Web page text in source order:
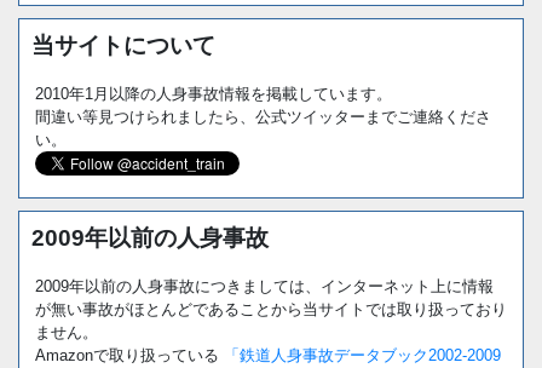
当サイトについて
2010年1月以降の人身事故情報を掲載しています。
間違い等見つけられましたら、公式ツイッターまでご連絡くださ
い。
2009年以前の人身事故
2009年以前の人身事故につきましては、インターネット上に情報
が無い事故がほとんどであることから当サイトでは取り扱っており
ません。
Amazonで取り扱っている
「鉄道人身事故データブック2002-2009